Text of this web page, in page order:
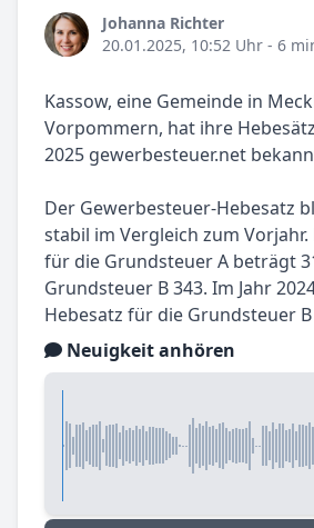
Johanna Richter
20.01.2025, 10:52 Uhr - 6
Kassow, eine Gemeinde in
Vorpommern, hat ihre
2025 gewerbesteuer.net
Der Gewerbesteuer-Hebesatz
stabil im Vergleich zum Vorjahr.
für die Grundsteuer A beträgt
Grundsteuer B 343. Im Jahr
Hebesatz für die Grundsteuer
Neuigkeit anhören